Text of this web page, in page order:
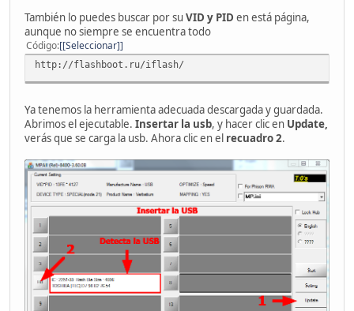
También lo puedes buscar por su VID y PID en está página,
aunque no siempre se encuentra todo
Código [Seleccionar]
http://flashboot.ru/iflash/
Ya tenemos la herramienta adecuada descargada y guardada.
Abrimos el ejecutable. Insertar la usb, y hacer clic en Update,
verás que se carga la usb. Ahora clic en el recuadro 2.